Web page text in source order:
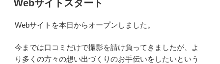
日:
Webサイトスタート
Webサイトを本日からオープンしました。
今までは口コミだけで撮影を請け負ってきましたが、よ
り多くの方々の想い出づくりのお手伝いをしたいという